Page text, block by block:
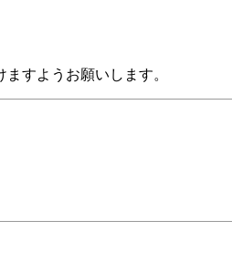
すようお願いします。